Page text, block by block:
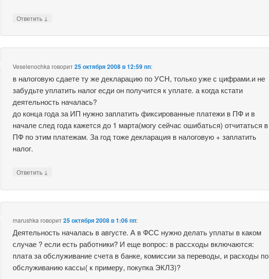
Ответить ↓
Veselenochka говорит25 октября 2008 в 12:59 пп:
в налоговую сдаете ту же декларацию по УСН, только уже с цифрами.и не
забудьте уплатить налог есди он получится к уплате. а когда кстати
деятельность началась?
до конца года за ИП нужно заплатить фиксированные платежи в ПФ и в
начале след года кажется до 1 марта(могу сейчас ошибаться) отчитаться в
ПФ по этим платежам. За год тоже декларация в налоговую + заплатить
налог.
Ответить ↓
marushka говорит25 октября 2008 в 1:06 пп:
Деятельность началась в августе. А в ФСС нужно делать уплаты в каком
случае ? если есть работники? И еще вопрос: в рассходы включаются:
плата за обслуживание счета в банке, комиссии за переводы, и расходы по
обслуживанию кассы( к примеру, покупка ЭКЛЗ)?